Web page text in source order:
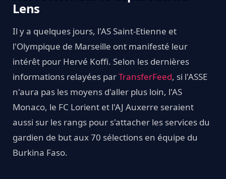
Lens
Il y a quelques jours, l'AS Saint-Etienne et
l'Olympique de Marseille ont manifesté leur
intérêt pour Hervé Koffi. Selon les dernières
informations relayées parTransferFeed, si l'ASSE
n'aura pas les moyens d'aller plus loin, l'AS
Monaco, le FC Lorient et l'AJ Auxerre seraient
aussi sur les rangs pour s'attacher les services du
gardien de but aux 70 sélections en équipe du
Burkina Faso.